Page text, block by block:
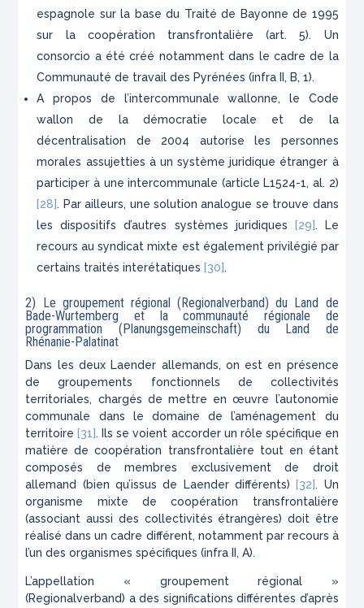
espagnole sur la base du Traité de Bayonne de 1995
sur la coopération transfrontalière (art. 5). Un
consorcio a été créé notamment dans le cadre de la
Communauté de travail des Pyrénées (infra II, B, 1).
A propos de l’intercommunale wallonne, le Code
wallon de la démocratie locale et de la
décentralisation de 2004 autorise les personnes
morales assujetties à un système juridique étranger à
participer à une intercommunale (article L1524-1, al. 2)
[28]. Par ailleurs, une solution analogue se trouve dans
les dispositifs d’autres systèmes juridiques
[29]. Le
recours au syndicat mixte est également privilégié par
certains traités interétatiques [30].
2) Le groupement régional (Regionalverband) du Land de
Bade-Wurtemberg et la communauté régionale de
programmation (Planungsgemeinschaft) du Land de
Rhénanie-Palatinat
Dans les deux Laender allemands, on est en présence
de groupements fonctionnels de collectivités
territoriales, chargés de mettre en œuvre l’autonomie
communale dans le domaine de l’aménagement du
territoire [31]. Ils se voient accorder un rôle spécifique en
matière de coopération transfrontalière tout en étant
composés de membres exclusivement de droit
allemand (bien qu’issus de Laender différents)
[32]. Un
organisme mixte de coopération transfrontalière
(associant aussi des collectivités étrangères) doit être
réalisé dans un cadre différent, notamment par recours à
l’un des organismes spécifiques (infra II, A).
L’appellation « groupement régional »
(Regionalverband) a des significations différentes d’après